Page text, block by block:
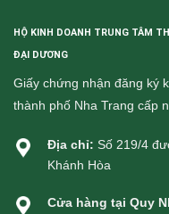
HỘ KINH DOANH TRUNG TÂM
ĐẠI DƯƠNG
Giấy chứng nhận đăng ký
thành phố Nha Trang cấp
Địa chỉ: Số 219/4
Khánh Hòa
Cửa hàng tại Quy